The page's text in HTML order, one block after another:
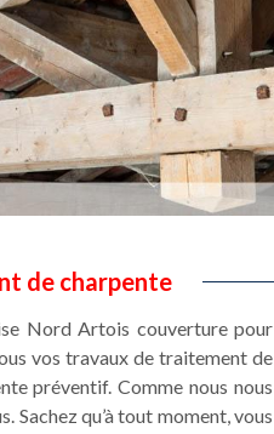
de charpente
Nord Artois couverture pour
vos travaux de traitement de
préventif. Comme nous nous
Sachez qu’à tout moment, vous